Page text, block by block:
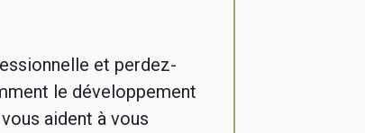
et perdez-
le développement
aident à vous